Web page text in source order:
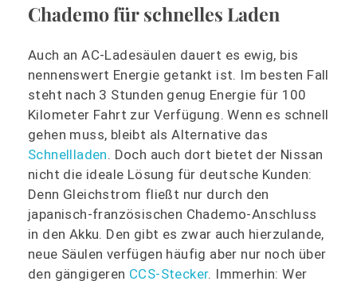
Chademo für schnelles Laden
Auch an AC-Ladesäulen dauert es ewig, bis
nennenswert Energie getankt ist. Im besten Fall
steht nach 3 Stunden genug Energie für 100
Kilometer Fahrt zur Verfügung. Wenn es schnell
gehen muss, bleibt als Alternative das
Schnellladen. Doch auch dort bietet der Nissan
nicht die ideale Lösung für deutsche Kunden:
Denn Gleichstrom fließt nur durch den
japanisch-französischen Chademo-Anschluss
in den Akku. Den gibt es zwar auch hierzulande,
neue Säulen verfügen häufig aber nur noch über
den gängigeren CCS-Stecker. Immerhin: Wer